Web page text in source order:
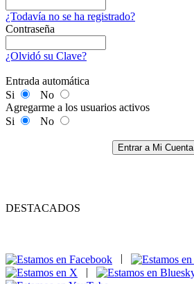
¿Todavía no se ha registrado?
Contraseña
¿Olvidó su Clave?
Entrada automática
Si
No
Agregarme a los usuarios activos
Si
No
Entrar a Mi Cuenta
DESTACADOS
|